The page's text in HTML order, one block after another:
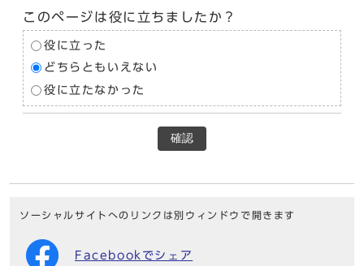
このページは役に立ちましたか？
役に立った
どちらともいえない
役に立たなかった
確認
ソーシャルサイトへのリンクは別ウィンドウで開きます
Facebookでシェア